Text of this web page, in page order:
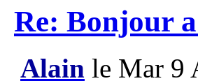
Re: Bonjour
Alain le Mar 9